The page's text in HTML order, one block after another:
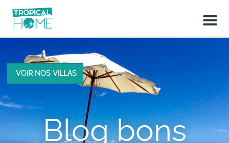
M
n
VOIR NOS VILLAS
Blog bons